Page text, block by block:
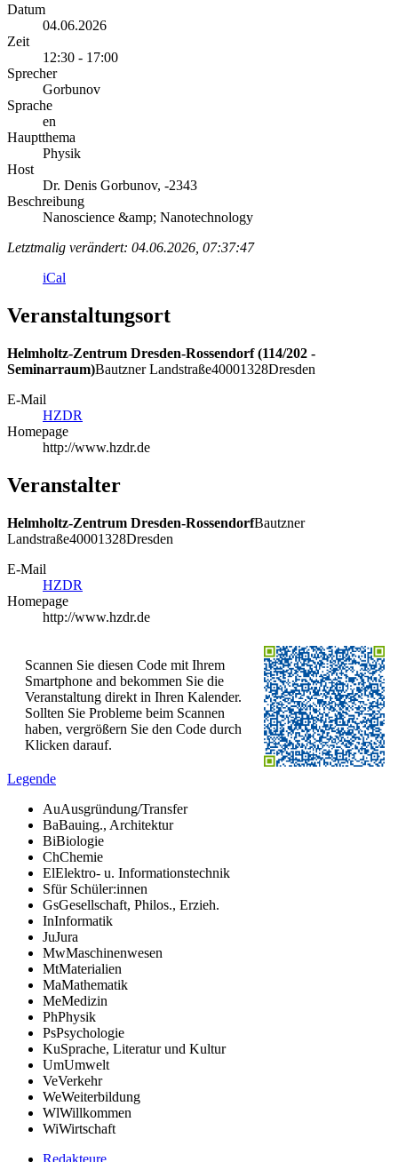
Datum
04.06.2026
Zeit
12:30 - 17:00
Sprecher
Gorbunov
Sprache
en
Hauptthema
Physik
Host
Dr. Denis Gorbunov, -2343
Beschreibung
Nanoscience &amp; Nanotechnology
Letztmalig verändert: 04.06.2026, 07:37:47
iCal
Veranstaltungsort
Helmholtz-Zentrum Dresden-Rossendorf (114/202 -
Seminarraum)Bautzner Landstraße40001328Dresden
E-Mail
HZDR
Homepage
http://www.hzdr.de
Veranstalter
Helmholtz-Zentrum Dresden-RossendorfBautzner
Landstraße40001328Dresden
E-Mail
HZDR
Homepage
http://www.hzdr.de
Scannen Sie diesen Code mit Ihrem
Smartphone and bekommen Sie die
Veranstaltung direkt in Ihren Kalender.
Sollten Sie Probleme beim Scannen
haben, vergrößern Sie den Code durch
Klicken darauf.
Legende
AuAusgründung/Transfer
BaBauing., Architektur
BiBiologie
ChChemie
ElElektro- u. Informationstechnik
Sfür Schüler:innen
GsGesellschaft, Philos., Erzieh.
InInformatik
JuJura
MwMaschinenwesen
MtMaterialien
MaMathematik
MeMedizin
PhPhysik
PsPsychologie
KuSprache, Literatur und Kultur
UmUmwelt
VeVerkehr
WeWeiterbildung
WlWillkommen
WiWirtschaft
Redakteure